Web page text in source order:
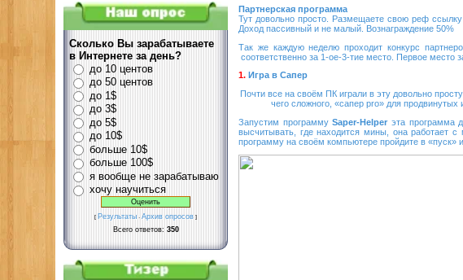
Сколько Вы зарабатываете
в Интернете за день?
до 10 центов
до 50 центов
до 1$
до 3$
до 5$
до 10$
больше 10$
больше 100$
я вообще не зарабатываю
хочу научиться
[ Результаты · Архив опросов ]
Всего ответов: 350
Партнерская программа
Тут довольно просто. Размещаете свою реф
Доход пассивный и не малый. Вознаграждение 50%
Так же каждую неделю проходит конкурс
соответственно за 1-ое-3-тие место. Первое место
1. Игра в Сапер
Почти все на своём ПК играли в эту довольно
чего сложного, «сапер pro» для
Запустим программуSaper-Helper эта программа
высчитывать, где находится мины, она работает
программу на своём компьютере пройдите в «пуск»